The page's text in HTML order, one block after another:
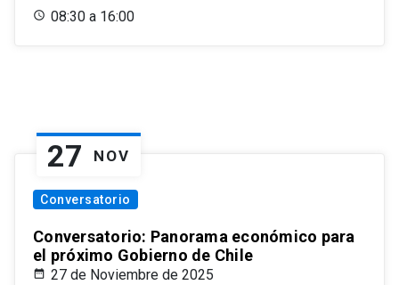
08:30 a 16:00
27 NOV
Conversatorio
Conversatorio: Panorama económico para
el próximo Gobierno de Chile
27 de Noviembre de 2025